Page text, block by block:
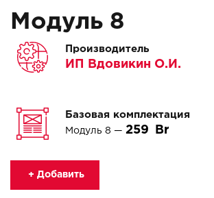
Модуль 8
Производитель
ИП Вдовикин О.И.
Базовая комплектация
Модуль 8 — 259
+ Добавить